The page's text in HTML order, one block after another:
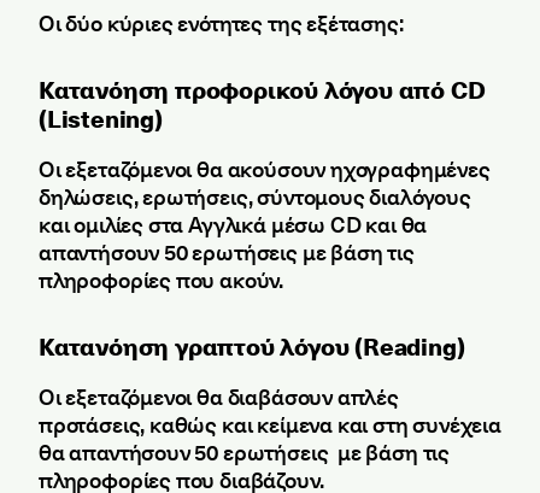
Οι δύο κύριες ενότητες της εξέτασης:
Κατανόηση προφορικού λόγου από CD
(Listening)
Οι εξεταζόμενοι θα ακούσουν ηχογραφημένες
δηλώσεις, ερωτήσεις, σύντομους διαλόγους
και ομιλίες στα Αγγλικά μέσω CD και θα
απαντήσουν 50 ερωτήσεις με βάση τις
πληροφορίες που ακούν.
Κατανόηση γραπτού λόγου (Reading)
Οι εξεταζόμενοι θα διαβάσουν απλές
προτάσεις, καθώς και κείμενα και στη συνέχεια
θα απαντήσουν 50 ερωτήσεις με βάση τις
πληροφορίες που διαβάζουν.